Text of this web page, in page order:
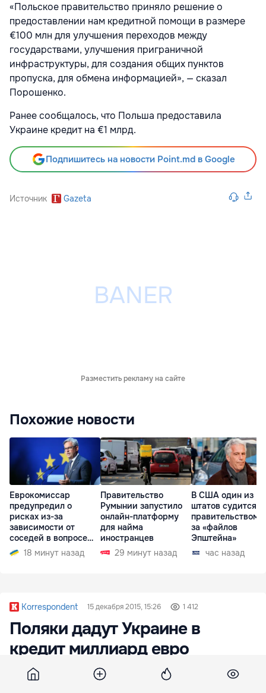
«Польское правительство приняло решение о
предоставлении нам кредитной помощи в размере
€100 млн для улучшения переходов между
государствами, улучшения приграничной
инфраструктуры, для создания общих пунктов
пропуска, для обмена информацией», — сказал
Порошенко.
Ранее сообщалось, что Польша предоставила
Украине кредит на €1 млрд.
Подпишитесь на новости Point.md в Google
Источник Gazeta
Разместить рекламу на сайте
Похожие новости
Еврокомиссар
предупредил о
рисках из-за
зависимости от
соседей в вопросе
границ18 минут назад
Правительство
Румынии запустило
онлайн-платформу
для найма
иностранцев
29 минут назад
В США один из
штатов судится с
правительством
за «файлов
Эпштейна»
час назад
Korrespondent 15 декабря 2015, 15:26 1 412
Поляки дадут Украине в
кредит миллиард евро
Президент Украины Петр Порошенко заявляет,